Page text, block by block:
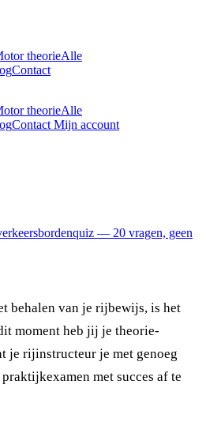
theorieAlle
Contact
theorieAlle
Contact Mijn account
— 20 vragen, geen
behalen van je rijbewijs, is het
moment heb jij je theorie-
je rijinstructeur je met genoeg
met succes af te